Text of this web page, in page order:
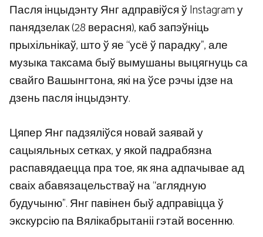
Пасля інцыдэнту Янг адправіўся ў Instagram у
панядзелак (28 верасня), каб запэўніць
прыхільнікаў, што ў яе “усё ў парадку”, але
музыка таксама быў вымушаны выцягнуць са
свайго Вашынгтона, які на ўсе рэчы ідзе на
дзень пасля інцыдэнту.
Цяпер Янг падзяліўся новай заявай у
сацыяльных сетках, у якой падрабязна
распавядаецца пра тое, як яна адпачывае ад
сваіх абавязацельстваў на “аглядную
будучыню”. Янг павінен быў адправіцца ў
экскурсію па Вялікабрытаніі гэтай восенню.